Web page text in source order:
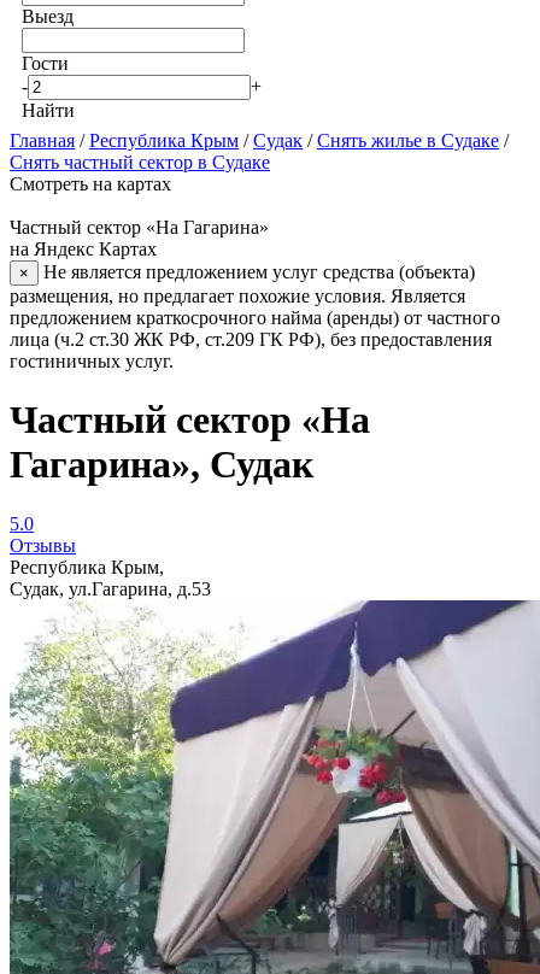
Выезд
Гости
-
+
Найти
Главная /Республика Крым /Судак /Снять жилье в Судаке /
Снять частный сектор в Судаке
Смотреть на картах
Частный сектор «На Гагарина»
на Яндекс Картах
×
Не является предложением услуг средства (объекта)
размещения, но предлагает похожие условия. Является
предложением краткосрочного найма (аренды) от частного
лица (ч.2 ст.30 ЖК РФ, ст.209 ГК РФ), без предоставления
гостиничных услуг.
Частный сектор «На
Гагарина», Судак
5.0
Отзывы
Республика Крым,
Судак, ул.Гагарина, д.53